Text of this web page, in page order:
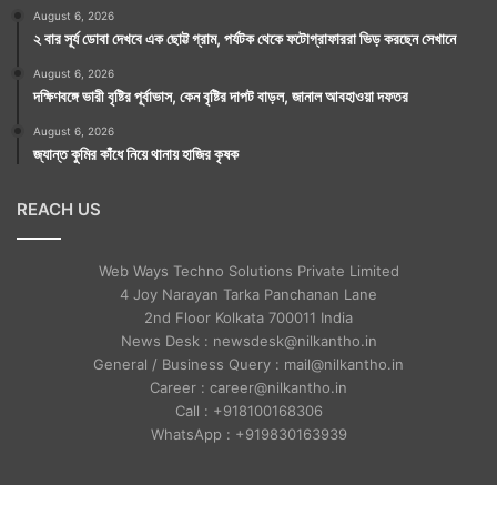
August 6, 2026
২ বার সূর্য ডোবা দেখবে এক ছোট্ট গ্রাম, পর্যটক থেকে ফটোগ্রাফাররা ভিড় করছেন সেখানে
August 6, 2026
দক্ষিণবঙ্গে ভারী বৃষ্টির পূর্বাভাস, কেন বৃষ্টির দাপট বাড়ল, জানাল আবহাওয়া দফতর
August 6, 2026
জ্যান্ত কুমির কাঁধে নিয়ে থানায় হাজির কৃষক
REACH US
Web Ways Techno Solutions Private Limited
4 Joy Narayan Tarka Panchanan Lane
2nd Floor Kolkata 700011 India
News Desk : newsdesk@nilkantho.in
General / Business Query : mail@nilkantho.in
Career : career@nilkantho.in
Call : +918100168306
WhatsApp : +919830163939